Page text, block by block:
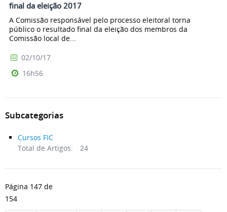
final da eleição 2017
A Comissão responsável pelo processo eleitoral torna
público o resultado final da eleição dos membros da
Comissão local de...
02/10/17
16h56
Subcategorias
Cursos FIC
Total de Artigos:
24
Página 147 de
154